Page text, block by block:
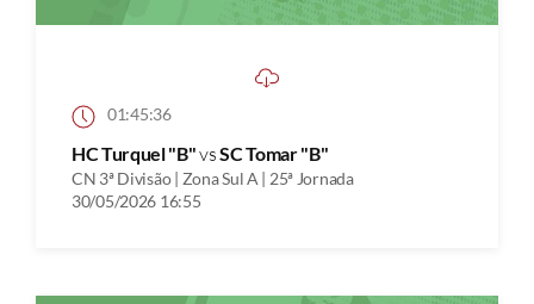
01:45:36
HC Turquel "B"vsSC Tomar "B"
CN 3ª Divisão | Zona Sul A | 25ª Jornada
30/05/2026 16:55